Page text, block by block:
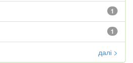
1
1
далі >